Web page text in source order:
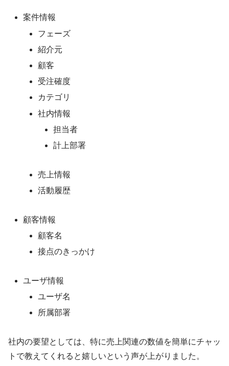
案件情報
フェーズ
紹介元
顧客
受注確度
カテゴリ
社内情報
担当者
計上部署
売上情報
活動履歴
顧客情報
顧客名
接点のきっかけ
ユーザ情報
ユーザ名
所属部署
社内の要望としては、特に売上関連の数値を簡単にチャッ
トで教えてくれると嬉しいという声が上がりました。